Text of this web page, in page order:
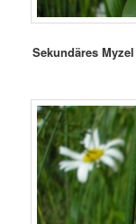
Sekundäres